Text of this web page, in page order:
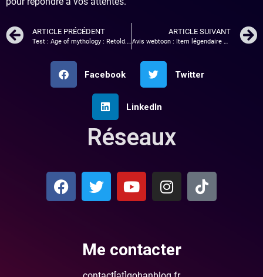
ARTICLE PRÉCÉDENT
Test : Age of mythology : Retold. L’âge de raison ?
ARTICLE SUIVANT
Avis webtoon : Item légendaire – tome 1
Facebook Twitter
LinkedIn
Réseaux
Me contacter